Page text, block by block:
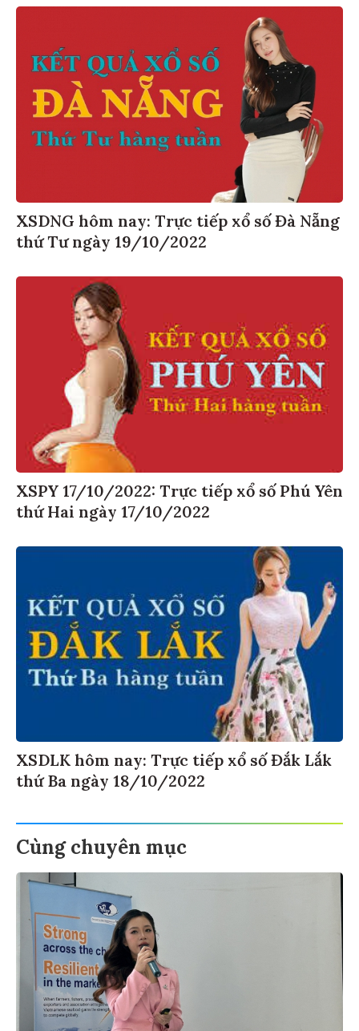
XSDNG hôm nay: Trực tiếp xổ số Đà Nẵng
thứ Tư ngày 19/10/2022
XSPY 17/10/2022: Trực tiếp xổ số Phú Yên
thứ Hai ngày 17/10/2022
XSDLK hôm nay: Trực tiếp xổ số Đắk Lắk
thứ Ba ngày 18/10/2022
Cùng chuyên mục